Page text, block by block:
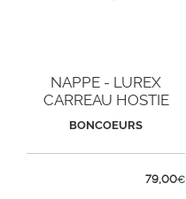
NAPPE - LUREX
CARREAU HOSTIE
BONCOEURS
79,00€